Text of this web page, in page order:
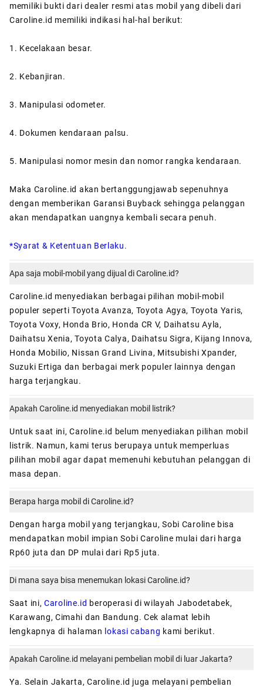
memiliki bukti dari dealer resmi atas mobil yang dibeli dari
Caroline.id memiliki indikasi hal-hal berikut:
1. Kecelakaan besar.
2. Kebanjiran.
3. Manipulasi odometer.
4. Dokumen kendaraan palsu.
5. Manipulasi nomor mesin dan nomor rangka kendaraan.
Maka Caroline.id akan bertanggungjawab sepenuhnya
dengan memberikan Garansi Buyback sehingga pelanggan
akan mendapatkan uangnya kembali secara penuh.
*Syarat & Ketentuan Berlaku.
Apa saja mobil-mobil yang dijual di Caroline.id?
Caroline.id menyediakan berbagai pilihan mobil-mobil
populer seperti Toyota Avanza, Toyota Agya, Toyota Yaris,
Toyota Voxy, Honda Brio, Honda CR V, Daihatsu Ayla,
Daihatsu Xenia, Toyota Calya, Daihatsu Sigra, Kijang Innova,
Honda Mobilio, Nissan Grand Livina, Mitsubishi Xpander,
Suzuki Ertiga dan berbagai merk populer lainnya dengan
harga terjangkau.
Apakah Caroline.id menyediakan mobil listrik?
Untuk saat ini, Caroline.id belum menyediakan pilihan mobil
listrik. Namun, kami terus berupaya untuk memperluas
pilihan mobil agar dapat memenuhi kebutuhan pelanggan di
masa depan.
Berapa harga mobil di Caroline.id?
Dengan harga mobil yang terjangkau, Sobi Caroline bisa
mendapatkan mobil impian Sobi Caroline mulai dari harga
Rp60 juta dan DP mulai dari Rp5 juta.
Di mana saya bisa menemukan lokasi Caroline.id?
Saat ini,Caroline.id beroperasi di wilayah Jabodetabek,
Karawang, Cimahi dan Bandung. Cek alamat lebih
lengkapnya di halaman lokasi cabang kami berikut.
Apakah Caroline.id melayani pembelian mobil di luar Jakarta?
Ya. Selain Jakarta, Caroline.id juga melayani pembelian